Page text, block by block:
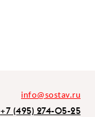
info@sostav.ru
+7 (495) 274-05-25